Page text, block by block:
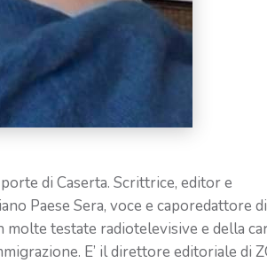
di Caserta. Scrittrice, editor e
Paese Sera, voce e caporedattore di
molte testate radiotelevisive e della
E’ il direttore editoriale di